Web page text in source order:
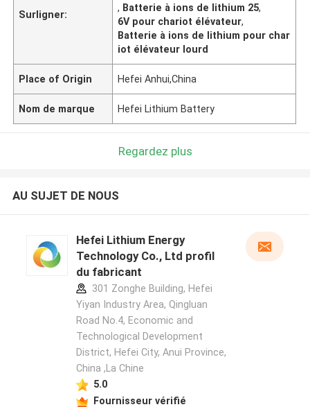
Surligner:
, Batterie à ions de lithium 25,
6V pour chariot élévateur,
Batterie à ions de lithium pour char
iot élévateur lourd
Place of Origin Hefei Anhui,China
Nom de marque Hefei Lithium Battery
Regardez plus
AU SUJET DE NOUS
Hefei Lithium Energy
Technology Co., Ltd profil
du fabricant
301 Zonghe Building, Hefei
Yiyan Industry Area, Qingluan
Road No.4, Economic and
Technological Development
District, Hefei City, Anui Province,
China ,La Chine
5.0
Fournisseur vérifié